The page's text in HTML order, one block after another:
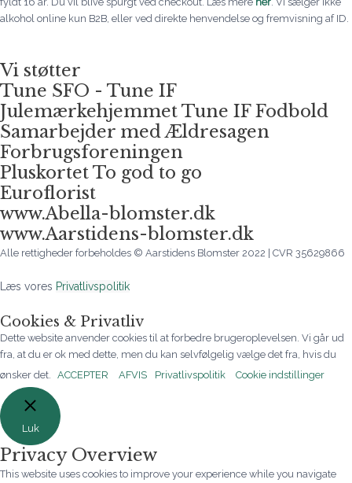
alkohol online kun B2B, eller ved direkte henvendelse og fremvisning af ID.
Vi støtter
Tune SFO - Tune IF
Julemærkehjemmet Tune IF Fodbold
Samarbejder med Ældresagen
Forbrugsforeningen
Pluskortet To god to go
Euroflorist
www.Abella-blomster.dk
www.Aarstidens-blomster.dk
Alle rettigheder forbeholdes © Aarstidens Blomster 2022 | CVR 35629866
Læs vores Privatlivspolitik
Cookies & Privatliv
Dette website anvender cookies til at forbedre brugeroplevelsen. Vi går ud
fra, at du er ok med dette, men du kan selvfølgelig vælge det fra, hvis du
ønsker det.
ACCEPTER AFVIS Privatlivspolitik Cookie indstillinger
Luk
Privacy Overview
This website uses cookies to improve your experience while you navigate